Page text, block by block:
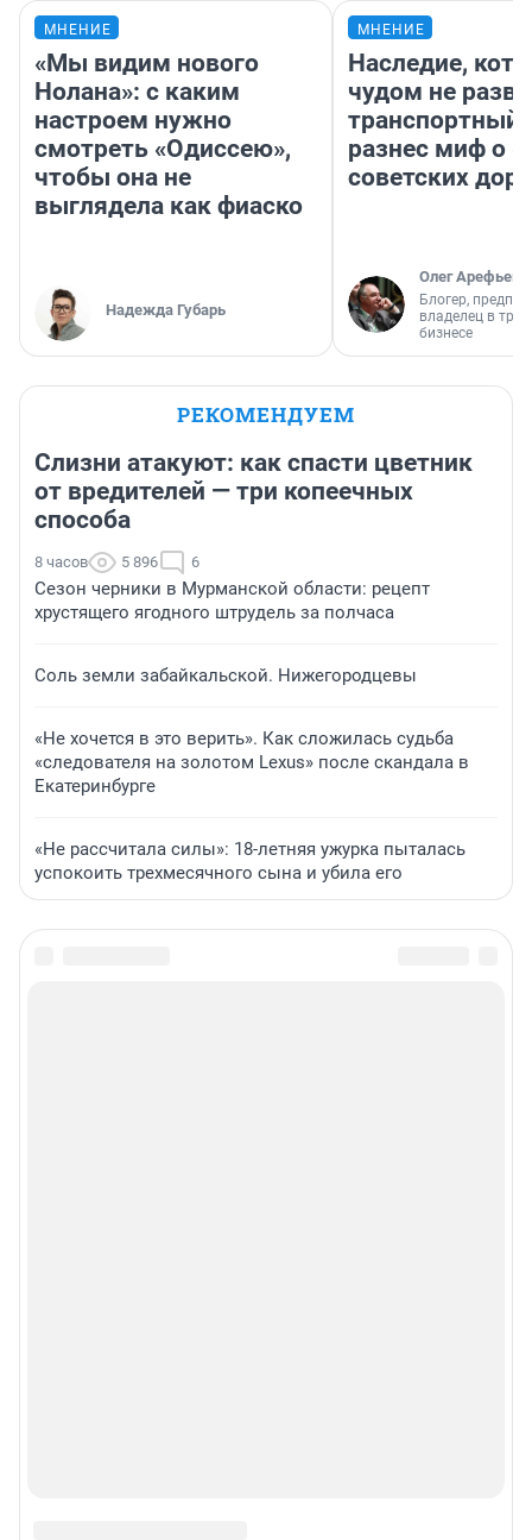
МНЕНИЕ
«Мы видим нового
Нолана»: с каким
настроем нужно
смотреть «Одиссею»,
чтобы она не
выглядела как фиаско
Надежда Губарь
МНЕНИЕ
Наследие,
чудом не
транспортный
разнес миф о
советских
Олег Арефьев
Блогер,
владелец в
бизнесе
РЕКОМЕНДУЕМ
Слизни атакуют: как спасти цветник
от вредителей — три копеечных
способа
8 часов 5 896 6
Сезон черники в Мурманской области: рецепт
хрустящего ягодного штрудель за полчаса
Соль земли забайкальской. Нижегородцевы
«Не хочется в это верить». Как сложилась судьба
«следователя на золотом Lexus» после скандала в
Екатеринбурге
«Не рассчитала силы»: 18-летняя ужурка пыталась
успокоить трехмесячного сына и убила его